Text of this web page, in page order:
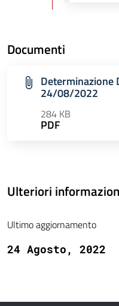
Documenti
Determinazione
24/08/2022
284 KB
PDF
Ulteriori
Ultimo aggiornamento
24 Agosto, 2022